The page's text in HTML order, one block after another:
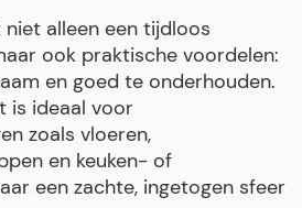
alleen een tijdloos
ook praktische voordelen:
en goed te onderhouden.
is ideaal voor
zoals vloeren,
en keuken- of
een zachte, ingetogen sfeer